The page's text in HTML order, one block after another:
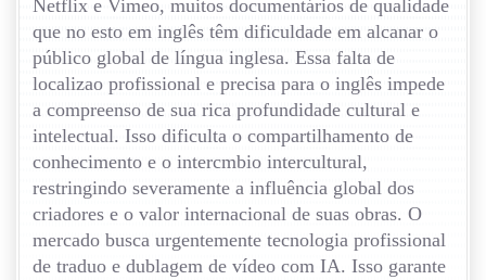
Netflix e Vimeo, muitos documentários de qualidade
que no esto em inglês têm dificuldade em alcanar o
público global de língua inglesa. Essa falta de
localizao profissional e precisa para o inglês impede
a compreenso de sua rica profundidade cultural e
intelectual. Isso dificulta o compartilhamento de
conhecimento e o intercmbio intercultural,
restringindo severamente a influência global dos
criadores e o valor internacional de suas obras. O
mercado busca urgentemente tecnologia profissional
de traduo e dublagem de vídeo com IA. Isso garante